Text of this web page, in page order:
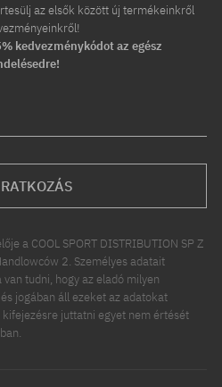
az elsők között új termékeinkről
kedvezménykódot az egész
a COOL SPORT DISTRIBUTION SP Z
2. Személyes adatait
tudni, hogy az eladó milyen
jogában áll ezeket az adatokat
juttatni egyet nem értését